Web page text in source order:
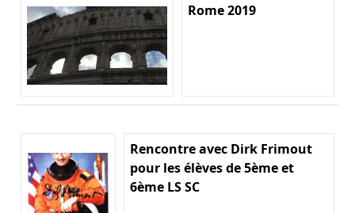
Rome 2019
Rencontre avec Dirk Frimout
pour les élèves de 5ème et
6ème LS SC